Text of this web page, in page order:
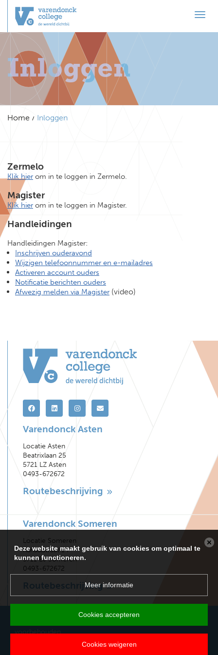
Inloggen
Home Inloggen
Zermelo
Klik hier om in te loggen in Zermelo.
Magister
Klik hier om in te loggen in Magister.
Handleidingen
Handleidingen Magister:
Inschrijven ouderavond
Wijzigen telefoonnummer en e-mailadres
Activeren account ouders
Notificatie berichten ouders
Afwezig melden via Magister (video)
Varendonck Asten
Locatie Asten
Beatrixlaan 25
5721 LZ Asten
0493-672672
Routebeschrijving
Varendonck Someren
Locatie Someren
Kanaalstraat 14
5711 EJ Someren
0493-672672
Routebeschrijving
voorbehouden.
Sitemap
Deze website maakt gebruik van cookies om optimaal te
kunnen functioneren.
Meer informatie
Cookies accepteren
Cookies weigeren